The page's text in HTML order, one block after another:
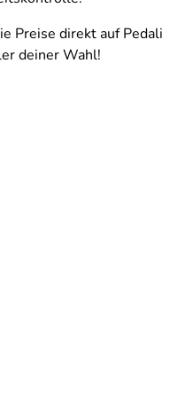
Preise direkt auf Pedali
deiner Wahl!